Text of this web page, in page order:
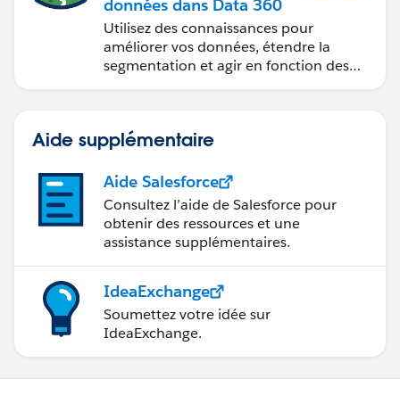
données dans Data 360
Utilisez des connaissances pour
améliorer vos données, étendre la
segmentation et agir en fonction des
données.
Aide supplémentaire
Aide Salesforce
Consultez l’aide de Salesforce pour
obtenir des ressources et une
assistance supplémentaires.
IdeaExchange
Soumettez votre idée sur
IdeaExchange.